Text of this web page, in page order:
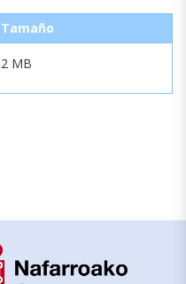
Tamaño
2 MB